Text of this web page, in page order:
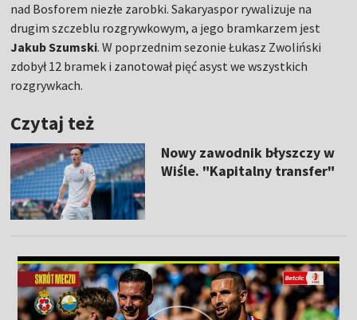
nad Bosforem niezłe zarobki. Sakaryaspor rywalizuje na
drugim szczeblu rozgrywkowym, a jego bramkarzem jest
Jakub Szumski. W poprzednim sezonie Łukasz Zwoliński
zdobył 12 bramek i zanotował pięć asyst we wszystkich
rozgrywkach.
Czytaj też
Nowy zawodnik błyszczy w
Wiśle. "Kapitalny transfer"